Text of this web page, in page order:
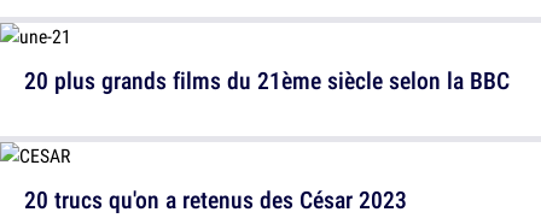
20 trucs qu'on a retenus des César 2023
20 plus grands films du 21ème siècle selon la BBC